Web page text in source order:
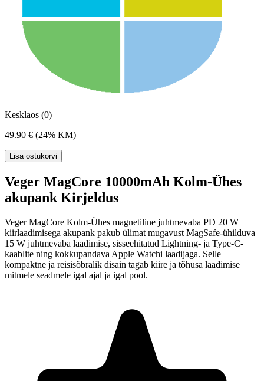
Kesklaos (0)
49.90 € (24% KM)
Lisa ostukorvi
Veger MagCore 10000mAh Kolm-Ühes
akupank Kirjeldus
Veger MagCore Kolm-Ühes magnetiline juhtmevaba PD 20 W
kiirlaadimisega akupank pakub ülimat mugavust MagSafe-ühilduva
15 W juhtmevaba laadimise, sisseehitatud Lightning- ja Type-C-
kaablite ning kokkupandava Apple Watchi laadijaga. Selle
kompaktne ja reisisõbralik disain tagab kiire ja tõhusa laadimise
mitmele seadmele igal ajal ja igal pool.